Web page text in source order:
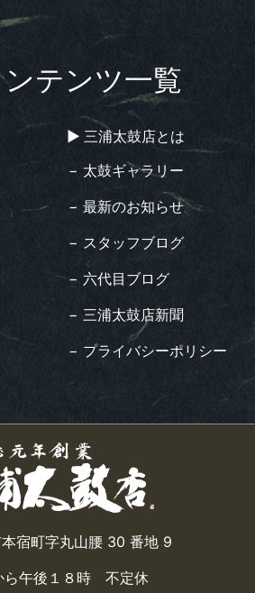
ンテンツ一覧
▶︎ 三浦太鼓店とは
− 太鼓ギャラリー
− 最新のお知らせ
− スタッフブログ
− 六代目ブログ
− 三浦太鼓店新聞
− プライバシーポリシー
宿町字丸山腰 30 番地 9
午後１８時 不定休